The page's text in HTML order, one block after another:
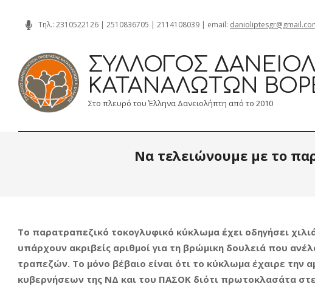
content
Τηλ.: 2310522126 | 2510836705 | 2114108039 | email:
ΣΎΛΛΟΓΟΣ
ΚΑΤΑΝΑΛΩΤΏΝ
Στο πλευρό του Έλληνα Δανειολήπτη από το 2010
Να τελειώνουμε με το
Το παρατραπεζικό τοκογλυφικό κύκλωμα έχει οδηγήσει
υπάρχουν ακριβείς αριθμοί για τη βρώμικη δουλειά που
τραπεζών. Το μόνο βέβαιο είναι ότι το κύκλωμα έχαιρε την
κυβερνήσεων της ΝΔ και του ΠΑΣΟΚ διότι πρωτοκλασάτα